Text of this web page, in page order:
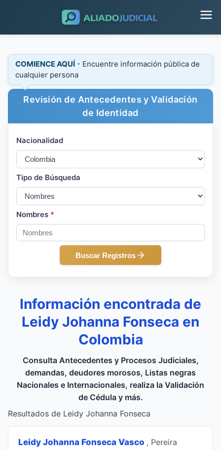
COMIENCE AQUÍ - Encuentre información pública de
cualquier persona
Revisión de Antecedentes y Validación
de Identidad
Nacionalidad
Tipo de Búsqueda
Nombres *
Buscar Registros
Información encontrada de
Leidy Johanna Fonseca en
Colombia
Consulta Antecedentes y Procesos Judiciales,
demandas, deudores morosos, Listas negras
Nacionales e Internacionales, realiza la Validación
de Cédula y más.
Resultados de Leidy Johanna Fonseca
Leidy Johanna Fonseca Vasco , Pereira